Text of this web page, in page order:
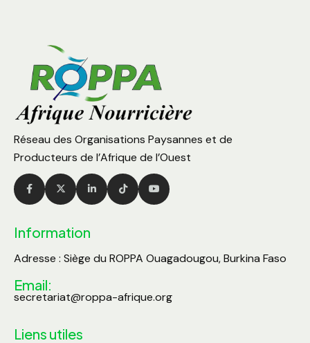
Réseau des Organisations Paysannes et de
Producteurs de l’Afrique de l’Ouest
Information
Adresse : Siège du ROPPA Ouagadougou, Burkina Faso
Email:
secretariat@roppa-afrique.org
Liens utiles